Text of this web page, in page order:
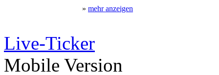
» mehr anzeigen
Live-Ticker
Mobile Version